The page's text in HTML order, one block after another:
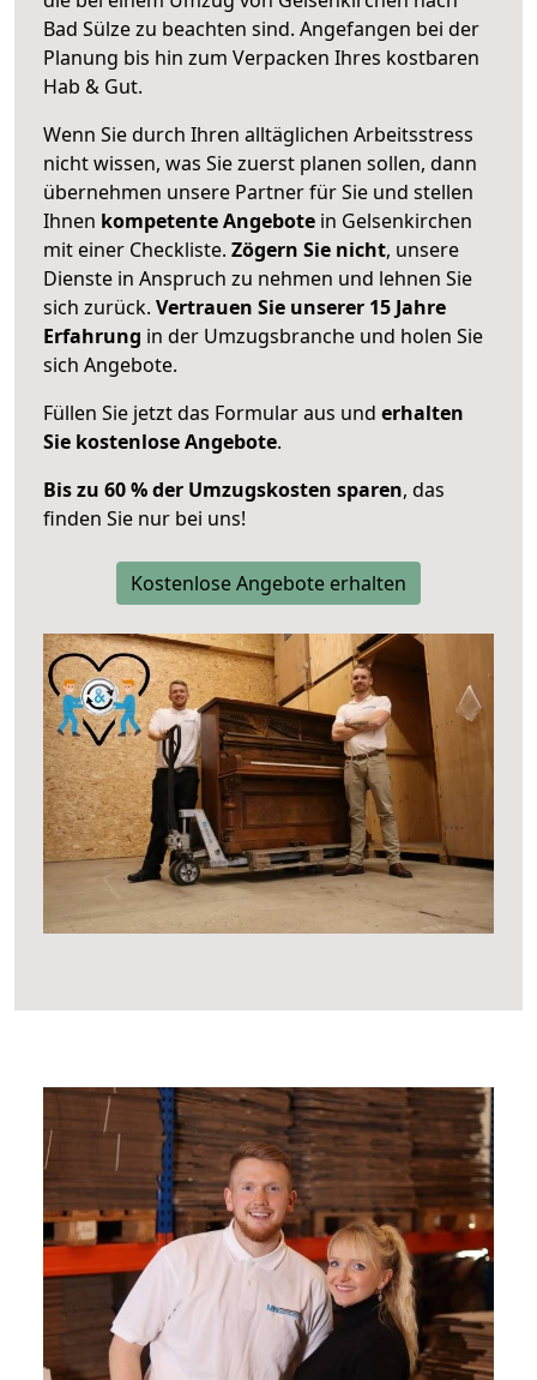
Bad Sülze zu beachten sind. Angefangen bei der
Planung bis hin zum Verpacken Ihres kostbaren
Hab & Gut.
Wenn Sie durch Ihren alltäglichen Arbeitsstress
nicht wissen, was Sie zuerst planen sollen, dann
übernehmen unsere Partner für Sie und stellen
Ihnen kompetente Angebote in Gelsenkirchen
mit einer Checkliste. Zögern Sie nicht, unsere
Dienste in Anspruch zu nehmen und lehnen Sie
sich zurück. Vertrauen Sie unserer 15 Jahre
Erfahrung in der Umzugsbranche und holen Sie
sich Angebote.
Füllen Sie jetzt das Formular aus und erhalten
Sie kostenlose Angebote.
Bis zu 60 % der Umzugskosten sparen, das
finden Sie nur bei uns!
Kostenlose Angebote erhalten